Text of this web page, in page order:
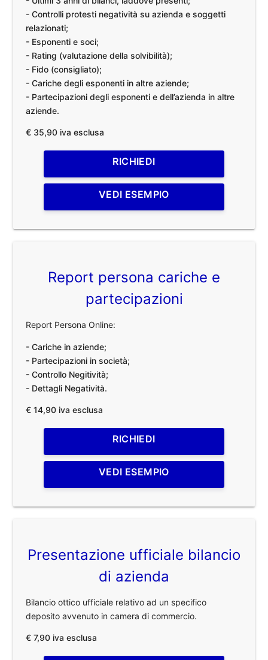
- Controlli protesti negatività su azienda e soggetti
relazionati;
- Esponenti e soci;
- Rating (valutazione della solvibilità);
- Fido (consigliato);
- Cariche degli esponenti in altre aziende;
- Partecipazioni degli esponenti e dell’azienda in altre
aziende.
€ 35,90 iva esclusa
RICHIEDI
VEDI ESEMPIO
Report persona cariche e
partecipazioni
Report Persona Online:
- Cariche in aziende;
- Partecipazioni in società;
- Controllo Negitività;
- Dettagli Negatività.
€ 14,90 iva esclusa
RICHIEDI
VEDI ESEMPIO
Presentazione ufficiale bilancio
di azienda
Bilancio ottico ufficiale relativo ad un specifico
deposito avvenuto in camera di commercio.
€ 7,90 iva esclusa